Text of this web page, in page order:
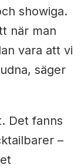
showiga.
när man
vara att vi
säger
Det fanns
–